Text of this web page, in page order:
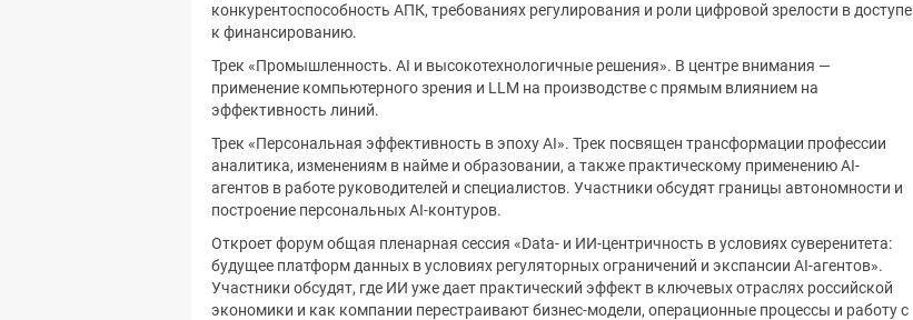
конкурентоспособность АПК, требованиях регулирования и роли цифровой зрелости в доступе
к финансированию.
Трек «Промышленность. AI и высокотехнологичные решения». В центре внимания —
применение компьютерного зрения и LLM на производстве с прямым влиянием на
эффективность линий.
Трек «Персональная эффективность в эпоху AI». Трек посвящен трансформации профессии
аналитика, изменениям в найме и образовании, а также практическому применению AI-
агентов в работе руководителей и специалистов. Участники обсудят границы автономности и
построение персональных AI-контуров.
Откроет форум общая пленарная сессия «Data- и ИИ-центричность в условиях суверенитета:
будущее платформ данных в условиях регуляторных ограничений и экспансии AI-агентов».
Участники обсудят, где ИИ уже дает практический эффект в ключевых отраслях российской
экономики и как компании перестраивают бизнес-модели, операционные процессы и работу с